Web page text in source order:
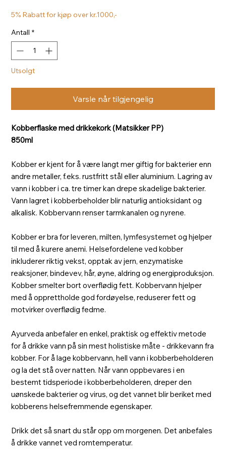
5% Rabatt for kjøp over kr.1000,-
Antall *
Utsolgt
Varsle når tilgjengelig
Kobberflaske med drikkekork (Matsikker PP)
850ml
Kobber er kjent for å være langt mer giftig for bakterier enn
andre metaller, f.eks. rustfritt stål eller aluminium. Lagring av
vann i kobber i ca. tre timer kan drepe skadelige bakterier.
Vann lagret i kobberbeholder blir naturlig antioksidant og
alkalisk. Kobbervann renser tarmkanalen og nyrene.
Kobber er bra for leveren, milten, lymfesystemet og hjelper
til med å kurere anemi. Helsefordelene ved kobber
inkluderer riktig vekst, opptak av jern, enzymatiske
reaksjoner, bindevev, hår, øyne, aldring og energiproduksjon.
Kobber smelter bort overflødig fett. Kobbervann hjelper
med å opprettholde god fordøyelse, reduserer fett og
motvirker overflødig fedme.
Ayurveda anbefaler en enkel, praktisk og effektiv metode
for å drikke vann på sin mest holistiske måte - drikkevann fra
kobber. For å lage kobbervann, hell vann i kobberbeholderen
og la det stå over natten. Når vann oppbevares i en
bestemt tidsperiode i kobberbeholderen, dreper den
uønskede bakterier og virus, og det vannet blir beriket med
kobberens helsefremmende egenskaper.
Drikk det så snart du står opp om morgenen. Det anbefales
å drikke vannet ved romtemperatur.